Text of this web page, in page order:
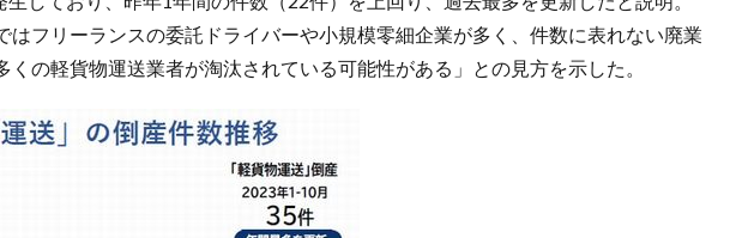
はフリーランスの委託ドライバーや小規模零細企業が多く、件数に表れない廃業
くの軽貨物運送業者が淘汰されている可能性がある」との見方を示した。